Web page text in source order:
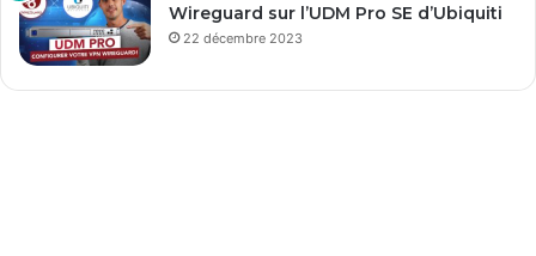
Wireguard sur l’UDM Pro SE d’Ubiquiti
22 décembre 2023